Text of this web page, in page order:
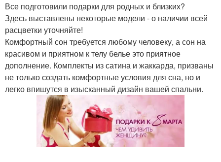
Все подготовили подарки для родных и близких?
Здесь выставлены некоторые модели - о наличии всей
расцветки уточняйте!
Комфортный сон требуется любому человеку, а сон на
красивом и приятном к телу белье это приятное
дополнение. Комплекты из сатина и жаккарда, призваны
не только создать комфортные условия для сна, но и
легко впишутся в изысканный дизайн вашей спальни.